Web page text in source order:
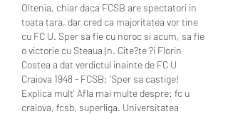
Oltenia, chiar daca FCSB are spectatori in
toata tara, dar cred ca majoritatea vor tine
cu FC U. Sper sa fie cu noroc si acum, sa fie
o victorie cu Steaua (n. Cite?te ?i Florin
Costea a dat verdictul inainte de FC U
Craiova 1948 - FCSB: 'Sper sa castige!
Explica mult' Afla mai multe despre: fc u
craiova, fcsb, superliga. Universitatea